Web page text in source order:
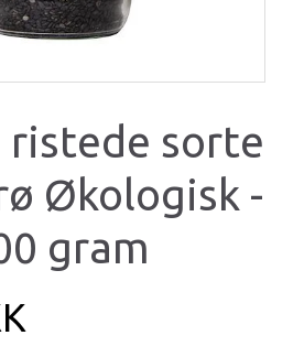
ristede sorte
Økologisk -
gram